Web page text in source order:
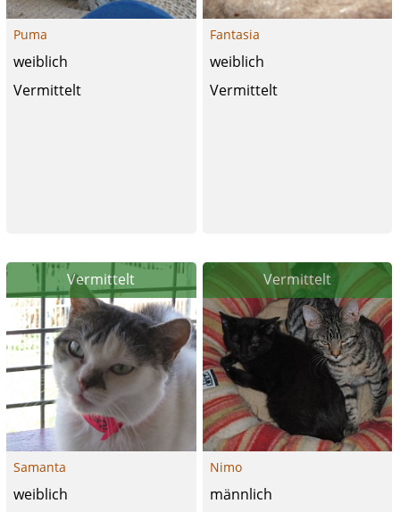
Puma
weiblich
Vermittelt
Fantasia
weiblich
Vermittelt
Vermittelt
Samanta
weiblich
Vermittelt
Nimo
männlich